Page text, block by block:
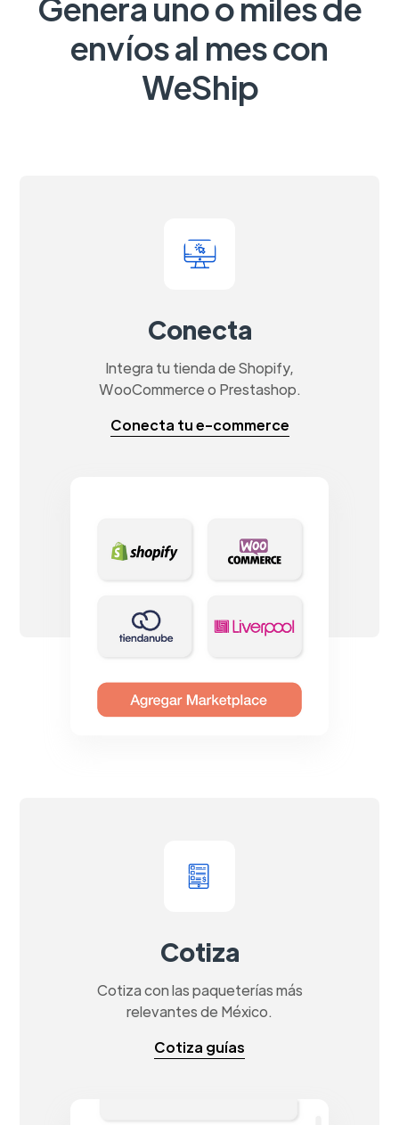
envíos al mes con
WeShip
Conecta
Integra tu tienda de Shopify,
WooCommerce o Prestashop.
Conecta tu e-commerce
Cotiza
Cotiza con las paqueterías más
relevantes de México.
Cotiza guías